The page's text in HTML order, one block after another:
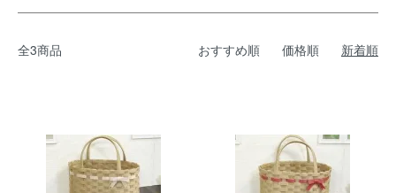
全3商品 おすすめ順 価格順 新着順